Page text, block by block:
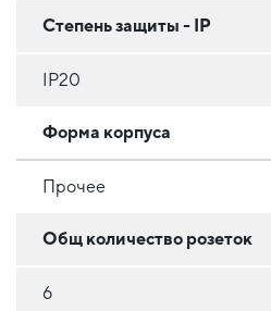
Степень защиты - IP
IP20
Форма корпуса
Прочее
Общ количество розеток
6